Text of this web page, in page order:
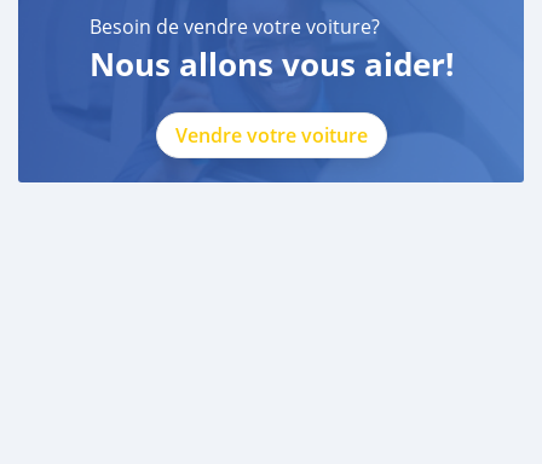
Besoin de vendre votre voiture?
Nous allons vous aider!
Vendre votre voiture